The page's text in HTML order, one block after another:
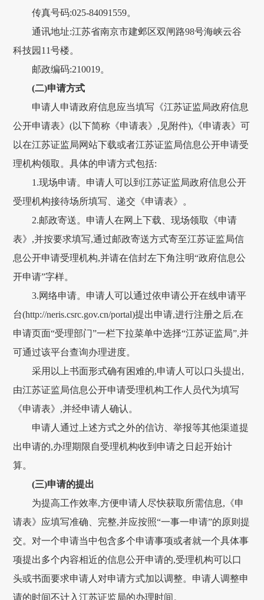
传真号码:025-84091559。
通讯地址:江苏省南京市建邺区双闸路98号海峡云谷
科技园11号楼。
邮政编码:210019。
(二)申请方式
申请人申请政府信息应当填写《江苏证监局政府信息
公开申请表》(以下简称《申请表》,见附件),《申请表》可
以在江苏证监局网站下载或者江苏证监局信息公开申请受
理机构领取。具体的申请方式包括:
1.现场申请。申请人可以到江苏证监局政府信息公开
受理机构接待场所填写、递交《申请表》。
2.邮政寄送。申请人在网上下载、现场领取《申请
表》,并按要求填写,通过邮政寄送方式寄至江苏证监局信
息公开申请受理机构,并请在信封左下角注明“政府信息公
开申请”字样。
3.网络申请。申请人可以通过依申请公开在线申请平
台(http://neris.csrc.gov.cn/portal)提出申请,进行注册之后,在
申请页面“受理部门”一栏下拉菜单中选择“江苏证监局”,并
可通过该平台查询办理进度。
采用以上书面形式确有困难的,申请人可以口头提出,
由江苏证监局信息公开申请受理机构工作人员代为填写
《申请表》,并经申请人确认。
申请人通过上述方式之外的信访、举报等其他渠道提
出申请的,办理期限自受理机构收到申请之日起开始计
算。
(三)申请的提出
为提高工作效率,方便申请人尽快获取所需信息,《申
请表》应填写准确、完整,并应按照“一事一申请”的原则提
交。对一个申请当中包含多个申请事项或者就一个具体事
项提出多个内容相近的信息公开申请的,受理机构可以口
头或书面要求申请人对申请方式加以调整。申请人调整申
请的时间不计入江苏证监局的办理时间。